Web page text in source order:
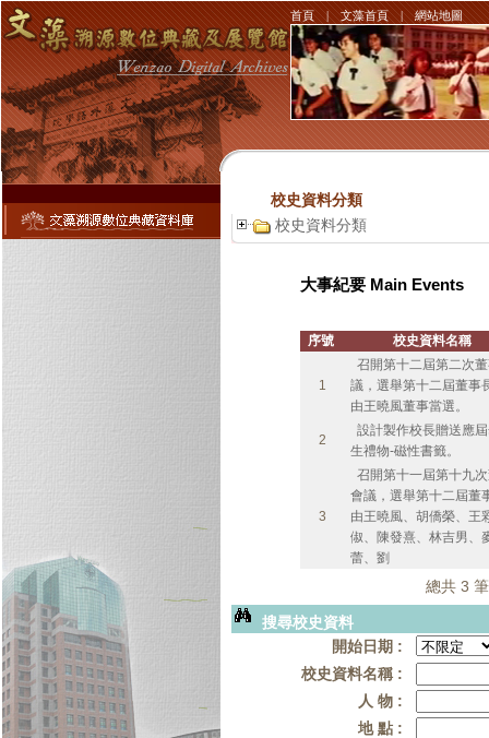
首頁|文藻首頁|網站地圖
校史資料分類
校史資料分類
大事紀要 Main Events
序號 校史資料名稱
1
召開第十二屆第二次
議，選舉第十二屆董事
由王曉風董事當選。
2
設計製作校長贈送應
生禮物-磁性書籤。
3
召開第十一屆第十九
會議，選舉第十二屆董
由王曉風、胡僑榮、王
俶、陳發熹、林吉男、
蕾、劉
總共 3
搜尋校史資料
開始日期 :
校史資料名稱 :
人 物 :
地 點 :